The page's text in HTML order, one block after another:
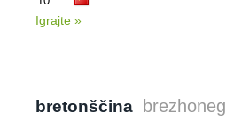
Igrajte »
bretonščina brezhoneg